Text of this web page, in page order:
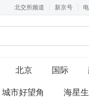
北交所频道 新京号
北京 国际
城市好望角 海星